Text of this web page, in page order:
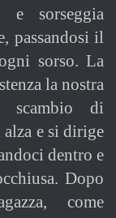
sorseggia
passandosi il
sorso. La
la nostra
scambio di
alza e si dirige
dentro e
Dopo
come